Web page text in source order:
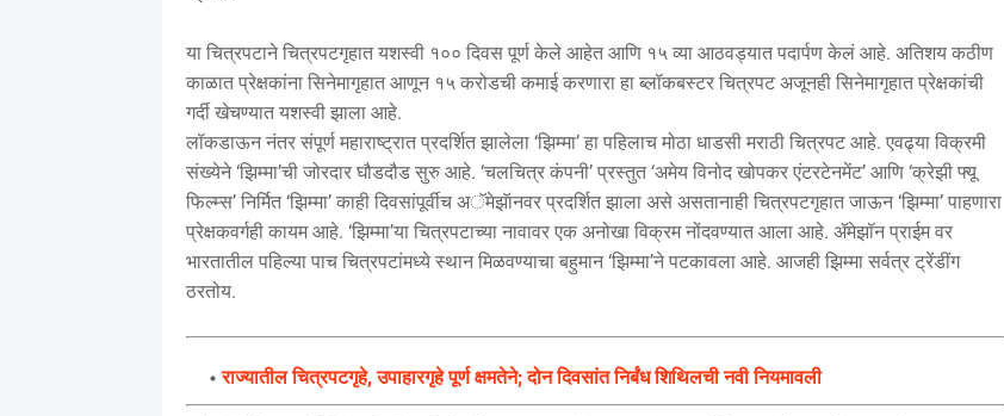
या चित्रपटाने चित्रपटगृहात यशस्वी १०० दिवस पूर्ण केले आहेत आणि १५ व्या आठवड्यात पदार्पण केलं आहे. अतिशय कठीण
काळात प्रेक्षकांना सिनेमागृहात आणून १५ करोडची कमाई करणारा हा ब्लॉकबस्टर चित्रपट अजूनही सिनेमागृहात प्रेक्षकांची
गर्दी खेचण्यात यशस्वी झाला आहे.
लॉकडाऊन नंतर संपूर्ण महाराष्ट्रात प्रदर्शित झालेला ‘झिम्मा’ हा पहिलाच मोठा धाडसी मराठी चित्रपट आहे. एवढ्या विक्रमी
संख्येने ‘झिम्मा’ची जोरदार घौडदौड सुरु आहे. ‘चलचित्र कंपनी’ प्रस्तुत ‘अमेय विनोद खोपकर एंटरटेनमेंट’ आणि ‘क्रेझी फ्यू
फिल्म्स’ निर्मित ‘झिम्मा’ काही दिवसांपूर्वीच अॅमेझॅानवर प्रदर्शित झाला असे असतानाही चित्रपटगृहात जाऊन ‘झिम्मा’ पाहणारा
प्रेक्षकवर्गही कायम आहे. ‘झिम्मा’या चित्रपटाच्या नावावर एक अनोखा विक्रम नोंदवण्यात आला आहे. ॲमेझॉन प्राईम वर
भारतातील पहिल्या पाच चित्रपटांमध्ये स्थान मिळवण्याचा बहुमान ‘झिम्मा’ने पटकावला आहे. आजही झिम्मा सर्वत्र ट्रेंडींग
ठरतोय.
राज्यातील चित्रपटगृहे, उपाहारगृहे पूर्ण क्षमतेने; दोन दिवसांत निर्बंध शिथिलची नवी नियमावली